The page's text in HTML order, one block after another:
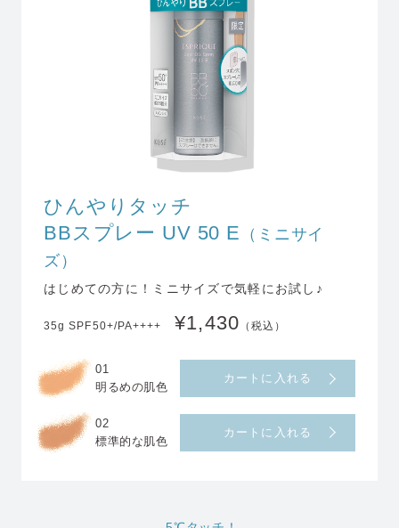
ひんやりタッチ
BBスプレー UV 50 E
（ミニサイ
ズ）
はじめての方に！ミニサイズで気軽にお試し♪
35g SPF50+/PA++++ ¥1,430 （税込）
01
明るめの肌色
カートに入れる
02
標準的な肌色
カートに入れる